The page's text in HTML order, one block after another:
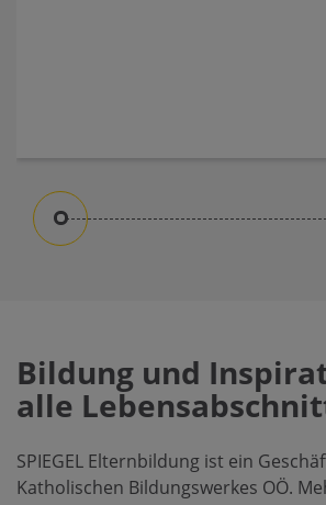
Bildung und
alle
SPIEGEL Elternbildung ist ein
Katholischen Bildungswerkes OÖ.